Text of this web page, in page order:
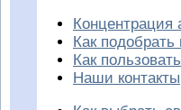
Концентрация
Как
Как
Наши контакты